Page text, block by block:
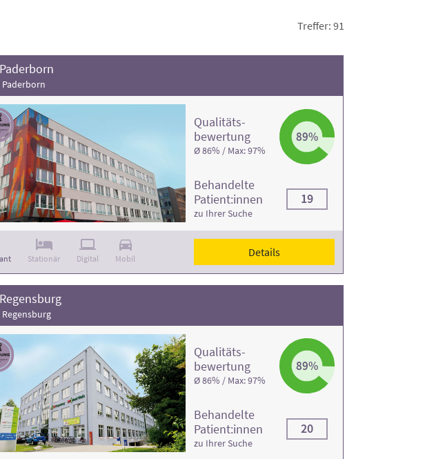
Treffer: 91
Paderborn
Stationär Digital Mobil
Qualitäts­
bewertung
Ø 86% / Max: 97%
89%
Behandelte
Patient:innen
zu Ihrer Suche
19
Details
Regensburg
Qualitäts­
bewertung
Ø 86% / Max: 97%
89%
Behandelte
Patient:innen
zu Ihrer Suche
20